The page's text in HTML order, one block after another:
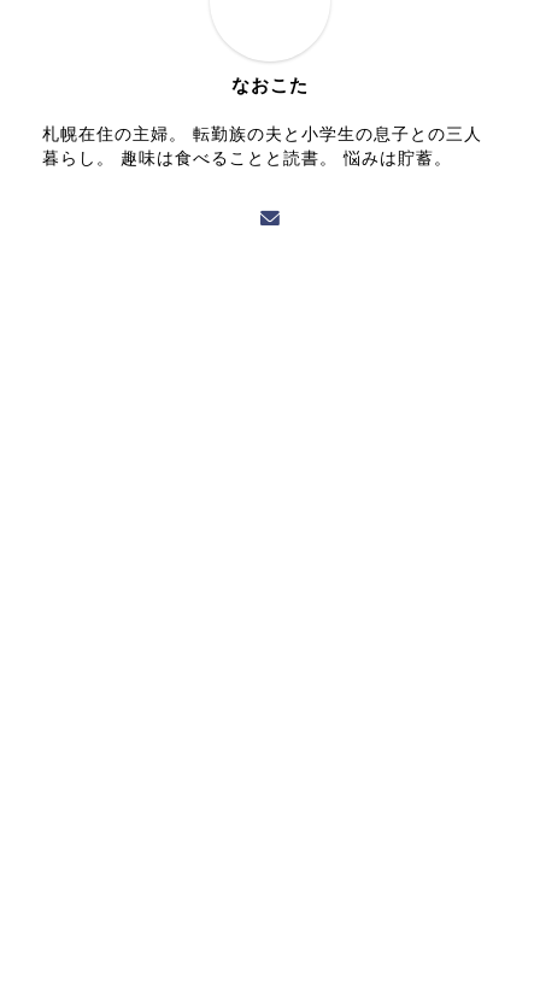
なおこた
札幌在住の主婦。 転勤族の夫と小学生の息子との三人
暮らし。 趣味は食べることと読書。 悩みは貯蓄。